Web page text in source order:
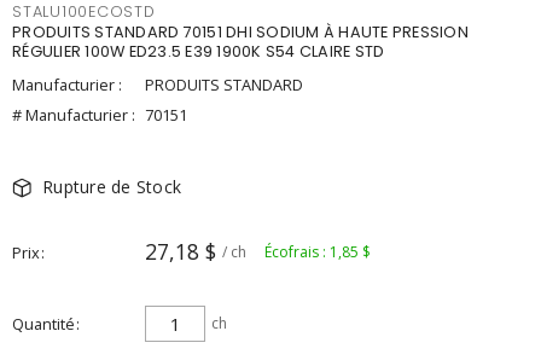
STALU100ECOSTD
PRODUITS STANDARD 70151 DHI SODIUM À HAUTE PRESSION
RÉGULIER 100W ED23.5 E39 1900K S54 CLAIRE STD
Manufacturier :
PRODUITS STANDARD
# Manufacturier : 70151
Rupture de Stock
Prix 27,18 $ / ch Écofrais : 1,85 $
Quantité ch